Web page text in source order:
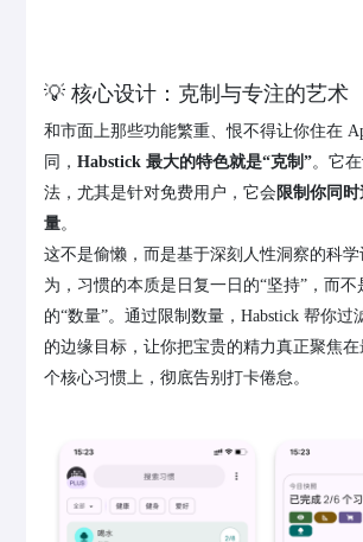
💡 核心设计：克制与专注的艺术
和市面上那些功能繁重、恨不得让你住在
同，Habstick 最大的特色就是“克制”。它
法，尤其是针对免费用户，它会限制你同
量。
这不是偷懒，而是基于深刻人性洞察的科
为，习惯的本质是日复一日的“坚持”，而
的“数量”。通过限制数量，Habstick 帮你过
的边缘目标，让你把宝贵的精力真正聚焦
个核心习惯上，彻底告别打卡倦怠。